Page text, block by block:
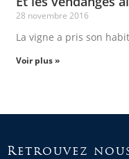
28 novembre 2016
La vigne a pris son
Voir plus »
Retrouvez